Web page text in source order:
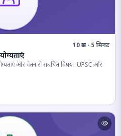
10 प्रश्न · 5 मिनट
योग्यताएं और वेतन से संबंधित विषय। UPSC और